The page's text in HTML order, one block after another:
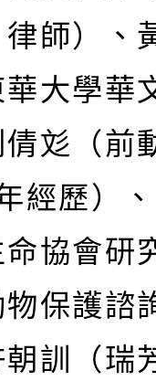
師）、
華大學華
彣（前
經歷）
命協會研
保護諮
朝訓（瑞